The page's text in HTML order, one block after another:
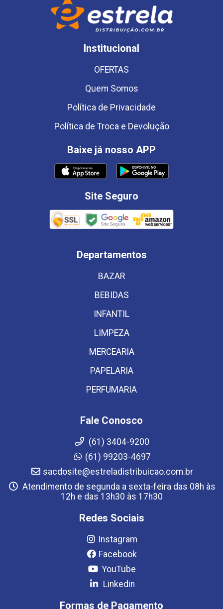
Institucional
OFERTAS
Quem Somos
Política de Privacidade
Política de Troca e Devolução
Baixe já nosso APP
Site Seguro
Departamentos
BAZAR
BEBIDAS
INFANTIL
LIMPEZA
MERCEARIA
PAPELARIA
PERFUMARIA
Fale Conosco
(61) 3404-9200
(61) 99203-4697
sacdosite@estreladistribuicao.com.br
Atendimento de segunda a sexta-feira das 08h às
12h e das 13h30 às 17h30
Redes Sociais
Instagram
Facebook
YouTube
Linkedin
Formas de Pagamento